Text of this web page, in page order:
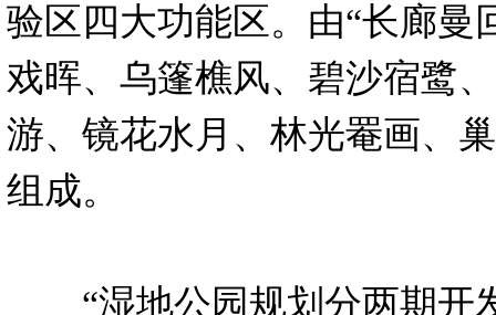
验区四大功能区。由“长廊曼
戏晖、乌篷樵风、碧沙宿鹭
游、镜花水月、林光罨画、
组成。
“湿地公园规划分两期开